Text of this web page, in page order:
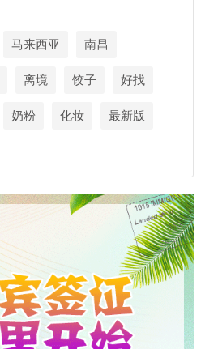
马来西亚 南昌
离境 饺子 好找
奶粉 化妆 最新版